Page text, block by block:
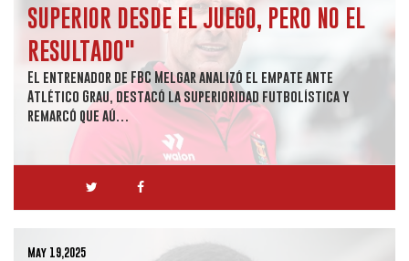
SUPERIOR DESDE EL JUEGO, PERO NO EL
RESULTADO"
El entrenador de FBC Melgar analizó el empate ante
Atlético Grau, destacó la superioridad futbolística y
remarcó que aú…
May 19,2025